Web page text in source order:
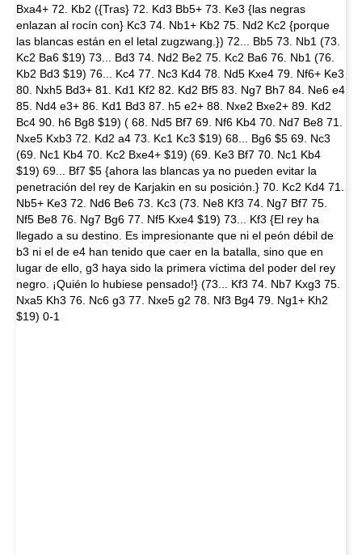
Bxa4+ 72. Kb2 ({Tras} 72. Kd3 Bb5+ 73. Ke3 {las negras
enlazan al rocín con} Kc3 74. Nb1+ Kb2 75. Nd2 Kc2 {porque
las blancas están en el letal zugzwang.}) 72... Bb5 73. Nb1 (73.
Kc2 Ba6 $19) 73... Bd3 74. Nd2 Be2 75. Kc2 Ba6 76. Nb1 (76.
Kb2 Bd3 $19) 76... Kc4 77. Nc3 Kd4 78. Nd5 Kxe4 79. Nf6+ Ke3
80. Nxh5 Bd3+ 81. Kd1 Kf2 82. Kd2 Bf5 83. Ng7 Bh7 84. Ne6 e4
85. Nd4 e3+ 86. Kd1 Bd3 87. h5 e2+ 88. Nxe2 Bxe2+ 89. Kd2
Bc4 90. h6 Bg8 $19) ( 68. Nd5 Bf7 69. Nf6 Kb4 70. Nd7 Be8 71.
Nxe5 Kxb3 72. Kd2 a4 73. Kc1 Kc3 $19) 68... Bg6 $5 69. Nc3
(69. Nc1 Kb4 70. Kc2 Bxe4+ $19) (69. Ke3 Bf7 70. Nc1 Kb4
$19) 69... Bf7 $5 {ahora las blancas ya no pueden evitar la
penetración del rey de Karjakin en su posición.} 70. Kc2 Kd4 71.
Nb5+ Ke3 72. Nd6 Be6 73. Kc3 (73. Ne8 Kf3 74. Ng7 Bf7 75.
Nf5 Be8 76. Ng7 Bg6 77. Nf5 Kxe4 $19) 73... Kf3 {El rey ha
llegado a su destino. Es impresionante que ni el peón débil de
b3 ni el de e4 han tenido que caer en la batalla, sino que en
lugar de ello, g3 haya sido la primera víctima del poder del rey
negro. ¡Quién lo hubiese pensado!} (73... Kf3 74. Nb7 Kxg3 75.
Nxa5 Kh3 76. Nc6 g3 77. Nxe5 g2 78. Nf3 Bg4 79. Ng1+ Kh2
$19) 0-1